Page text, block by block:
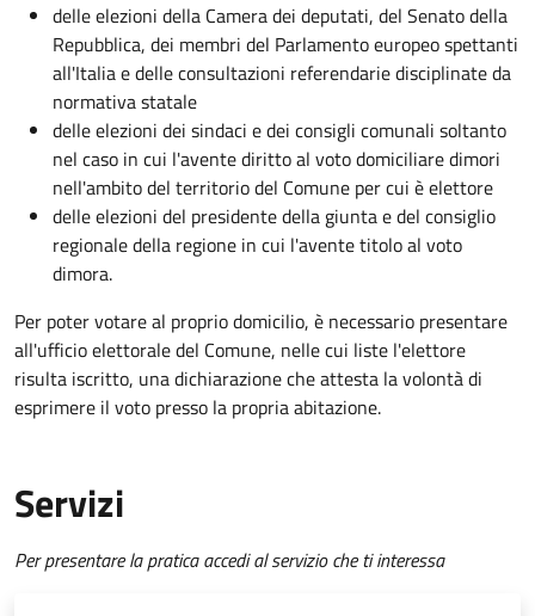
delle elezioni della Camera dei deputati, del Senato della
Repubblica, dei membri del Parlamento europeo spettanti
all'Italia e delle consultazioni referendarie disciplinate da
normativa statale
delle elezioni dei sindaci e dei consigli comunali soltanto
nel caso in cui l'avente diritto al voto domiciliare dimori
nell'ambito del territorio del Comune per cui è elettore
delle elezioni del presidente della giunta e del consiglio
regionale della regione in cui l'avente titolo al voto
dimora.
Per poter votare al proprio domicilio, è necessario presentare
all'ufficio elettorale del Comune, nelle cui liste l'elettore
risulta iscritto, una dichiarazione che attesta la volontà di
esprimere il voto presso la propria abitazione.
Servizi
Per presentare la pratica accedi al servizio che ti interessa